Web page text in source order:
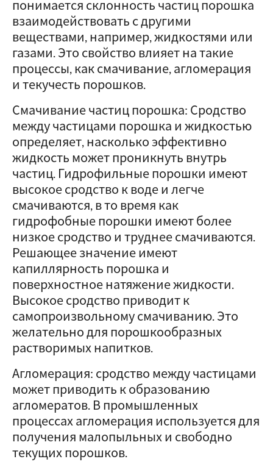
понимается склонность частиц порошка
взаимодействовать с другими
веществами, например, жидкостями или
газами. Это свойство влияет на такие
процессы, как смачивание, агломерация
и текучесть порошков.
Смачивание частиц порошка: Сродство
между частицами порошка и жидкостью
определяет, насколько эффективно
жидкость может проникнуть внутрь
частиц. Гидрофильные порошки имеют
высокое сродство к воде и легче
смачиваются, в то время как
гидрофобные порошки имеют более
низкое сродство и труднее смачиваются.
Решающее значение имеют
капиллярность порошка и
поверхностное натяжение жидкости.
Высокое сродство приводит к
самопроизвольному смачиванию. Это
желательно для порошкообразных
растворимых напитков.
Агломерация: сродство между частицами
может приводить к образованию
агломератов. В промышленных
процессах агломерация используется для
получения малопыльных и свободно
текущих порошков.